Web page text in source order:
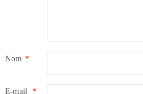
Nom *
E-mail *